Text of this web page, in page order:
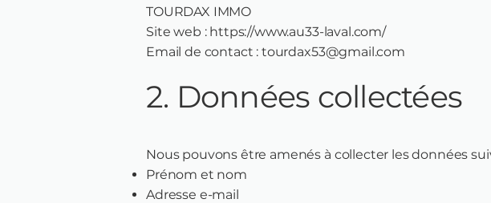
TOURDAX IMMO
Site web : https://www.au33-laval.com/
Email de contact : tourdax53@gmail.com
2. Données collectées
Nous pouvons être amenés à collecter les données
Prénom et nom
Adresse e-mail